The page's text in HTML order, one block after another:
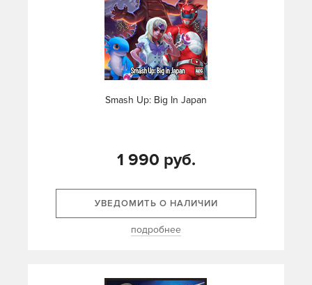
Smash Up: Big In Japan
1 990 руб.
УВЕДОМИТЬ О НАЛИЧИИ
подробнее